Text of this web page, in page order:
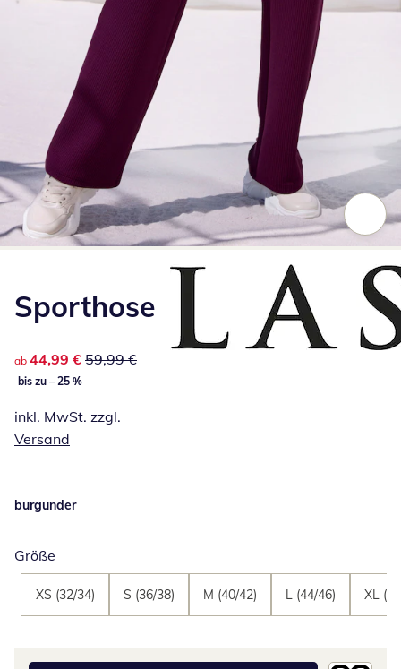
Sporthose
reduzierter Preis 44,99 €, vorheriger Preis: 59,99 €
ab 44,99 € 59,99 €
bis zu – 25 %
inkl. MwSt. zzgl.
Versand
burgunder
Größe
XS (32/34) S (36/38) M (40/42) L (44/46) XL